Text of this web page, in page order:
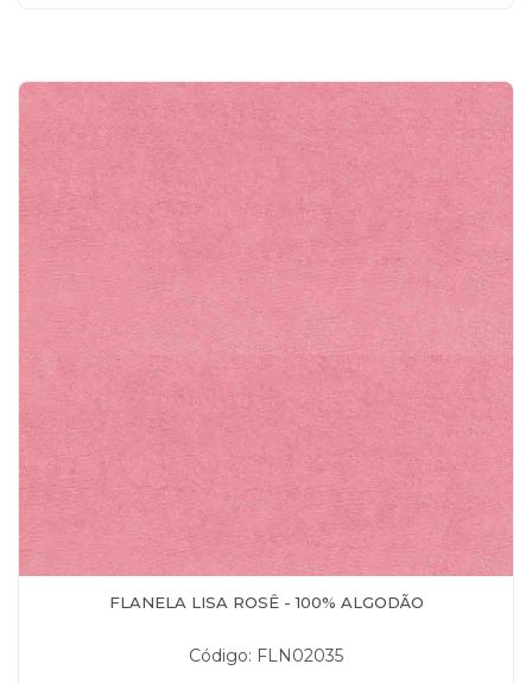
FLANELA LISA ROSÊ - 100% ALGODÃO
Código: FLN02035